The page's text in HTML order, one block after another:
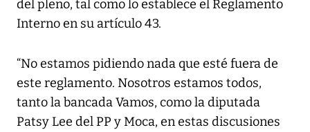
del pleno, tal como lo establece el Reglamento
Interno en su artículo 43.
“No estamos pidiendo nada que esté fuera de
este reglamento. Nosotros estamos todos,
tanto la bancada Vamos, como la diputada
Patsy Lee del PP y Moca, en estas discusiones